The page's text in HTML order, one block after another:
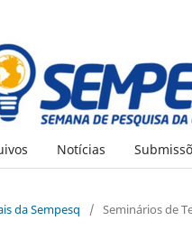
Notícias
da Sempesq / Seminários de